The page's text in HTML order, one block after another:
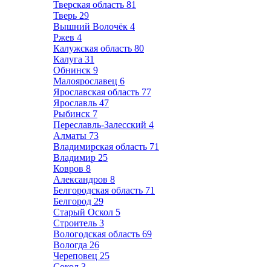
Тверская область 81
Тверь 29
Вышний Волочёк 4
Ржев 4
Калужская область 80
Калуга 31
Обнинск 9
Малоярославец 6
Ярославская область 77
Ярославль 47
Рыбинск 7
Переславль-Залесский 4
Алматы 73
Владимирская область 71
Владимир 25
Ковров 8
Александров 8
Белгородская область 71
Белгород 29
Старый Оскол 5
Строитель 3
Вологодская область 69
Вологда 26
Череповец 25